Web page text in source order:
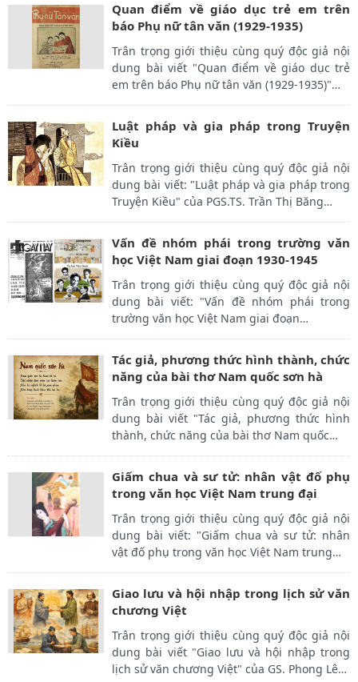
Quan điểm về giáo dục trẻ em trên
báo Phụ nữ tân văn (1929-1935)
Trân trọng giới thiệu cùng quý độc giả nội
dung bài viết "Quan điểm về giáo dục trẻ
em trên báo Phụ nữ tân văn (1929-1935)"…
Luật pháp và gia pháp trong Truyện
Kiều
Trân trọng giới thiệu cùng quý độc giả nội
dung bài viết: "Luật pháp và gia pháp trong
Truyện Kiều" của PGS.TS. Trần Thị Băng…
Vấn đề nhóm phái trong trường văn
học Việt Nam giai đoạn 1930-1945
Trân trọng giới thiệu cùng quý độc giả nội
dung bài viết: "Vấn đề nhóm phái trong
trường văn học Việt Nam giai đoạn…
Tác giả, phương thức hình thành, chức
năng của bài thơ Nam quốc sơn hà
Trân trọng giới thiệu cùng quý độc giả nội
dung bài viết "Tác giả, phương thức hình
thành, chức năng của bài thơ Nam quốc…
Giấm chua và sư tử: nhân vật đố phụ
trong văn học Việt Nam trung đại
Trân trọng giới thiệu cùng quý độc giả nội
dung bài viết: "Giấm chua và sư tử: nhân
vật đố phụ trong văn học Việt Nam trung…
Giao lưu và hội nhập trong lịch sử văn
chương Việt
Trân trọng giới thiệu cùng quý độc giả nội
dung bài viết "Giao lưu và hội nhập trong
lịch sử văn chương Việt" của GS. Phong Lê…